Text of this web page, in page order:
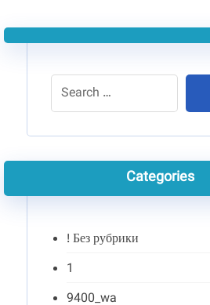
Categories
! Без рубрики
1
9400_wa